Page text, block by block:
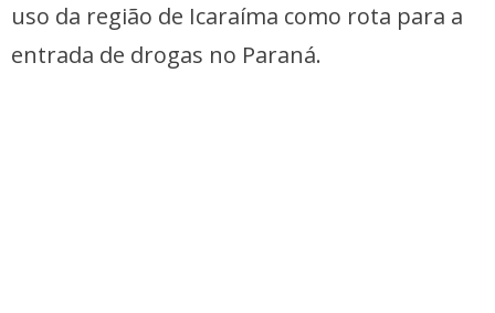
uso da região de Icaraíma como rota para a
entrada de drogas no Paraná.